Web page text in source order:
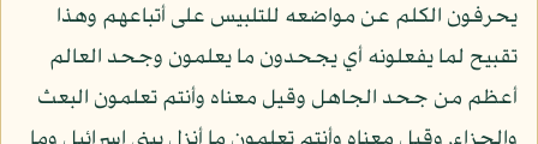
يحرفون الكلم عن مواضعه للتلبيس على أتباعهم وهذا
تقبيح لما يفعلونه أي يجحدون ما يعلمون وجحد العالم
أعظم من جحد الجاهل وقيل معناه وأنتم تعلمون البعث